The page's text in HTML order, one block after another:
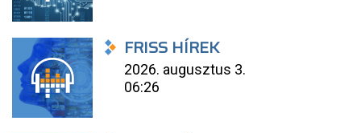
FRISS HÍREK
2026. augusztus 3.
06:26